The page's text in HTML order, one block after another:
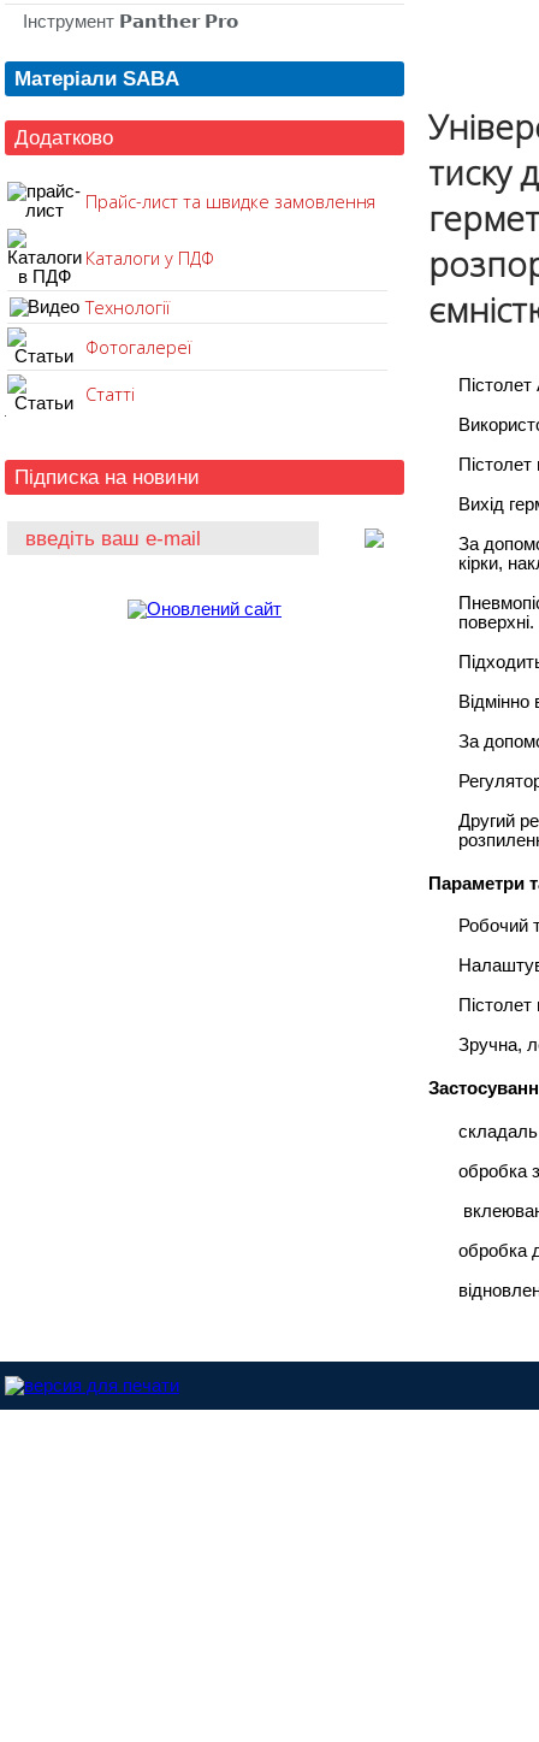
Інструмент 𝗣𝗮𝗻𝘁𝗵𝗲𝗿 𝗣𝗿𝗼
Матеріали SABA
Додатково
Прайс-лист та швидке замовлення
Каталоги у ПДФ
Технології
Фотогалереї
Статті
Підписка на новини
тиску
Вихід
За
кірки,
поверхні.
За
Другий
Параметри
Робочий
Зручна,
обробка
обробка